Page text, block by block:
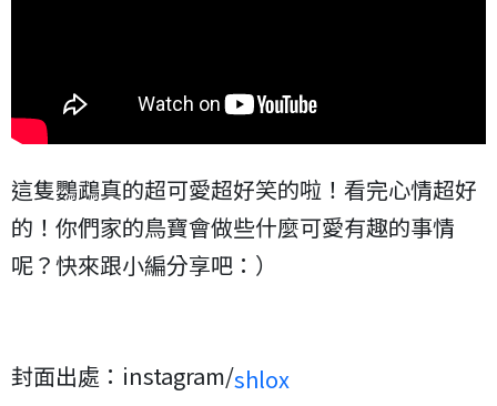
這隻鸚鵡真的超可愛超好笑的啦！看完心情超好
的！你們家的鳥寶會做些什麼可愛有趣的事情
呢？快來跟小編分享吧：）
封面出處：instagram/shlox